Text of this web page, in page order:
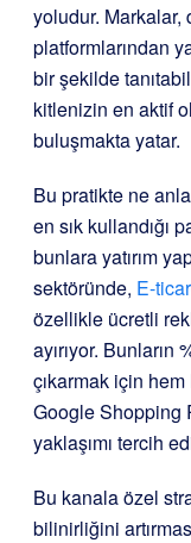
yoludur.
platformlarından
bir şekilde
kitlenizin en aktif
buluşmakta yatar.
Bu pratikte ne
en sık kullandığı
bunlara yatırım
sektöründe, E-
özellikle ücretli
ayırıyor.
çıkarmak için
Google Shopping
yaklaşımı tercih
Bu kanala özel
bilinirliğini